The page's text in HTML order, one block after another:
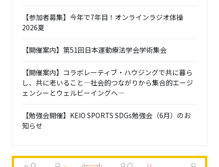
【参加者募集】今年で7年目！オンラインラジオ体操
2026夏
【開催案内】第51回日本運動療法学会学術集会
【開催案内】コラボレーティブ・ハウジングで共に暮ら
し、共に老いること―社会的つながりから集合的エージ
ェンシーとウェルビーイングへ―
【勉強会開催】KEIO SPORTS SDGs勉強会（6月）のお
知らせ